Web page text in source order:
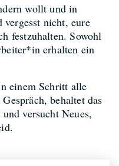
wollt und in
nicht, eure
festzuhalten. Sowohl
erhalten ein
einem Schritt alle
behaltet das
versucht Neues,